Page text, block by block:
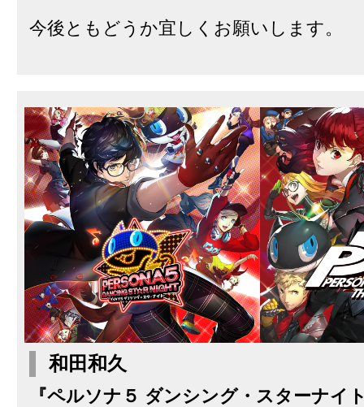
今後ともどうか宜しくお願いします。
和田和久
『ペルソナ５ ダンシング・スターナイ